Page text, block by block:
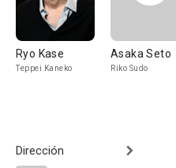
Ryo Kase
Teppei Kaneko
Asaka Seto
Riko Sudo
Dirección